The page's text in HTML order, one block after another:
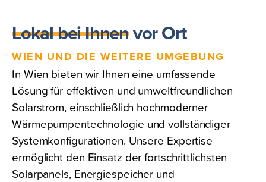
Lokal bei Ihnen vor Ort
WIEN UND DIE WEITERE UMGEBUNG
In Wien bieten wir Ihnen eine umfassende
Lösung für effektiven und umweltfreundlichen
Solarstrom, einschließlich hochmoderner
Wärmepumpentechnologie und vollständiger
Systemkonfigurationen. Unsere Expertise
ermöglicht den Einsatz der fortschrittlichsten
Solarpanels, Energiespeicher und